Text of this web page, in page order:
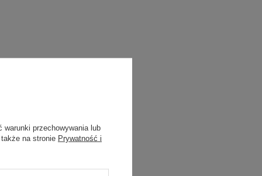
warunki przechowywania lub
na stronie Prywatność i